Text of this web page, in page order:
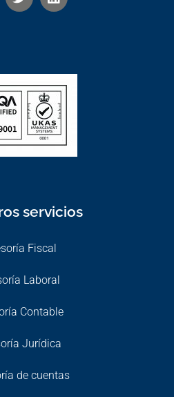
servicios
Fiscal
Laboral
Contable
Jurídica
de cuentas